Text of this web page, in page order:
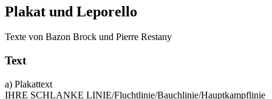
Plakat und Leporello
Texte von Bazon Brock und Pierre Restany
Text
a) Plakattext
IHRE SCHLANKE LINIE/Fluchtlinie/Bauchlinie/Hauptkampflinie